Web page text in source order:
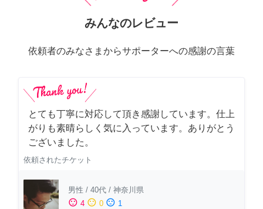
みんなのレビュー
依頼者のみなさまからサポーターへの感謝の言葉
とても丁寧に対応して頂き感謝しています。仕上
がりも素晴らしく気に入っています。ありがとう
ございました。
依頼されたチケット
男性 / 40代 / 神奈川県
sentiment_satisfied 4 sentiment_neutral 0 sentiment_dissatisfied 1